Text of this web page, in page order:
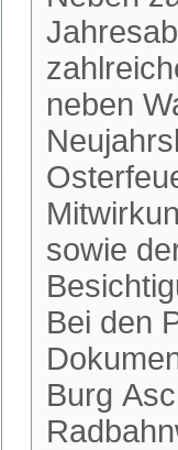
neben
sowie
Bei den
Burg